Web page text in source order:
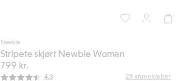
Newbie
Stripete skjørt Newbie Woman
799 kr.
Gjennomsnittskarakter:
4.3 28 anmeldelser